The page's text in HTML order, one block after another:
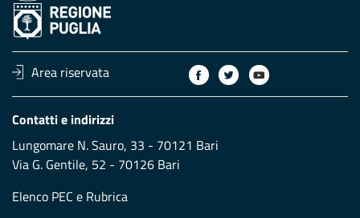
Area riservata
Contatti e indirizzi
Lungomare N. Sauro, 33 - 70121 Bari
Via G. Gentile, 52 - 70126 Bari
Elenco PEC e Rubrica